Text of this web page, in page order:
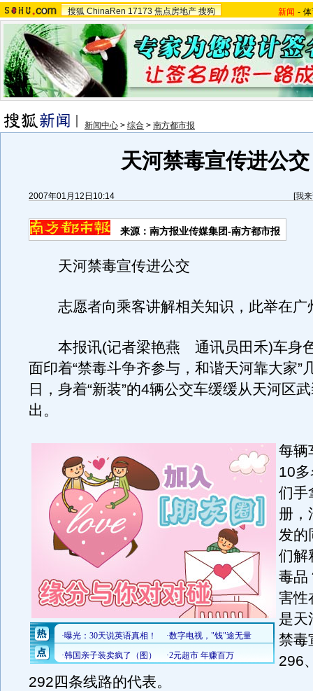
搜狐 ChinaRen 17173 焦点房地产 搜狗 新闻 -
新闻中心 > 综合 > 南方都市报
天河禁毒宣传进公交
2007年01月12日10:14 [我
来源：南方报业传媒集团-南方都市报
天河禁毒宣传进公交
志愿者向乘客讲解相关知识，此举在广
本报讯(记者梁艳燕 通讯员田禾)车身
面印着“禁毒斗争齐参与，和谐天河靠大家”
日，身着“新装”的4辆公交车缓缓从天河区
出。
每辆
10
们手
册，
发的
们解
毒品
害性
是天
禁毒
296
292四条线路的代表。